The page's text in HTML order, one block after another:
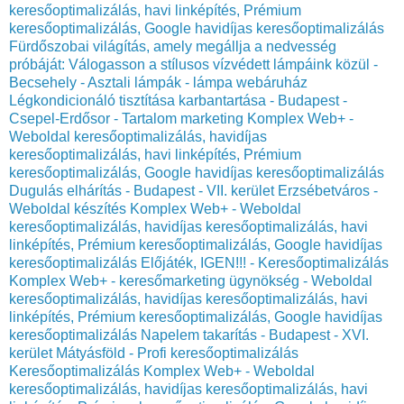
keresőoptimalizálás, havi linképítés, Prémium
keresőoptimalizálás, Google havidíjas keresőoptimalizálás
Fürdőszobai világítás, amely megállja a nedvesség
próbáját: Válogasson a stílusos vízvédett lámpáink közül -
Becsehely - Asztali lámpák - lámpa webáruház
Légkondicionáló tisztítása karbantartása - Budapest -
Csepel-Erdősor - Tartalom marketing Komplex Web+ -
Weboldal keresőoptimalizálás, havidíjas
keresőoptimalizálás, havi linképítés, Prémium
keresőoptimalizálás, Google havidíjas keresőoptimalizálás
Dugulás elhárítás - Budapest - VII. kerület Erzsébetváros -
Weboldal készítés Komplex Web+ - Weboldal
keresőoptimalizálás, havidíjas keresőoptimalizálás, havi
linképítés, Prémium keresőoptimalizálás, Google havidíjas
keresőoptimalizálás Előjáték, IGEN!!! - Keresőoptimalizálás
Komplex Web+ - keresőmarketing ügynökség - Weboldal
keresőoptimalizálás, havidíjas keresőoptimalizálás, havi
linképítés, Prémium keresőoptimalizálás, Google havidíjas
keresőoptimalizálás Napelem takarítás - Budapest - XVI.
kerület Mátyásföld - Profi keresőoptimalizálás
Keresőoptimalizálás Komplex Web+ - Weboldal
keresőoptimalizálás, havidíjas keresőoptimalizálás, havi